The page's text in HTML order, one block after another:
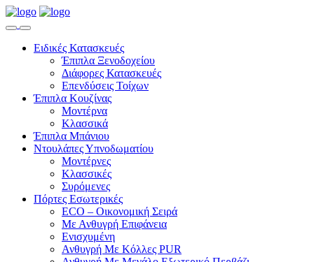
Ειδικές Κατασκευές
Έπιπλα Ξενοδοχείου
Διάφορες Κατασκευές
Επενδύσεις Τοίχων
Έπιπλα Κουζίνας
Μοντέρνα
Κλασσικά
Έπιπλα Μπάνιου
Ντουλάπες Υπνοδωματίου
Μοντέρνες
Κλασσικές
Συρόμενες
Πόρτες Εσωτερικές
ECO – Οικονομική Σειρά
Με Ανθυγρή Επιφάνεια
Ενισχυμένη
Ανθυγρή Με Κόλλες PUR